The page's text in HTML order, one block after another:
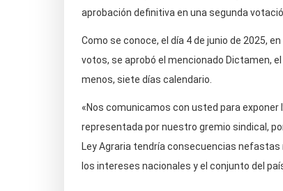
aprobación definitiva en una segunda
Como se conoce, el día 4 de junio de 2025,
votos, se aprobó el mencionado Dictamen,
menos, siete días calendario.
«Nos comunicamos con usted para
representada por nuestro gremio sindical,
Ley Agraria tendría consecuencias
los intereses nacionales y el conjunto del